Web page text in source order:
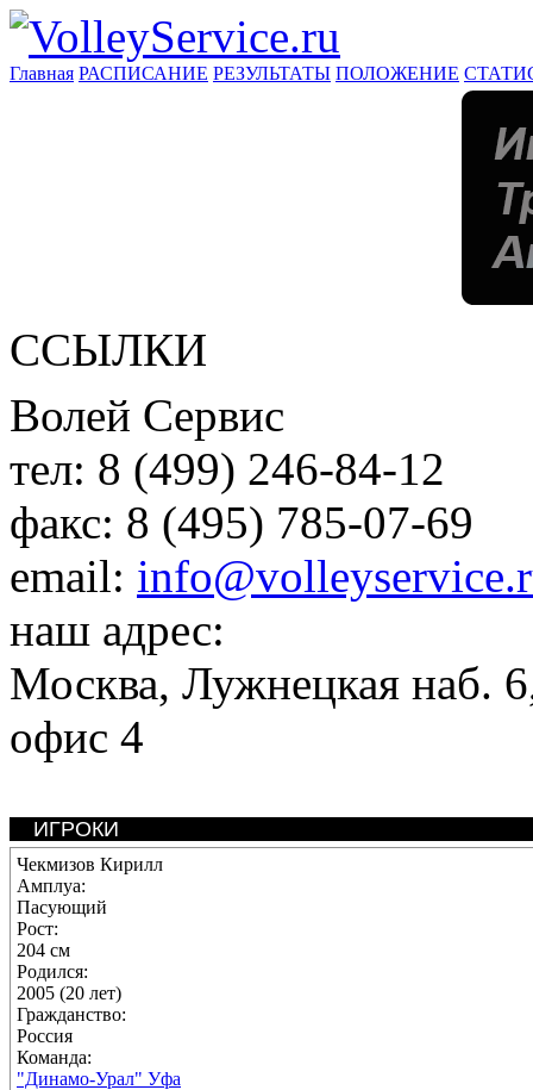
Главная РАСПИСАНИЕ РЕЗУЛЬТАТЫ ПОЛОЖЕНИЕ
ССЫЛКИ
Волей Сервис
тел: 8 (499) 246-84-12
факс: 8 (495) 785-07-69
email:
наш адрес:
Москва, Лужнецкая наб.
офис 4
ИГРОКИ
Чекмизов Кирилл
Амплуа:
Пасующий
Рост:
204 см
Родился:
2005 (20 лет)
Гражданство:
Россия
Команда:
"Динамо-Урал" Уфа